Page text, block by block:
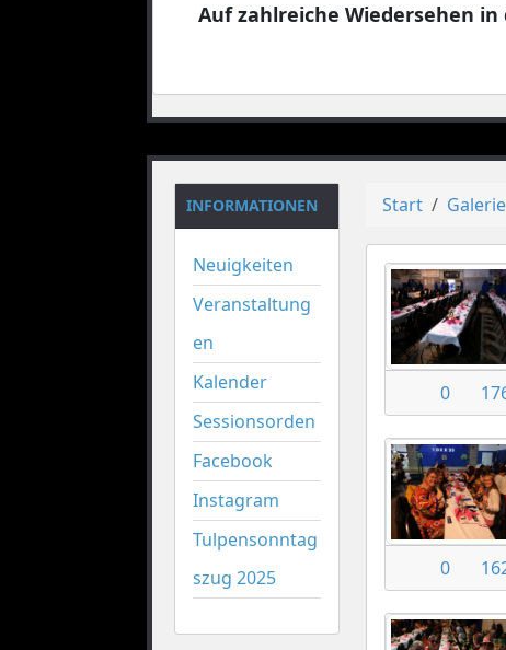
Auf zahlreiche Wiedersehen
INFORMATIONEN
Neuigkeiten
Veranstaltung
en
Kalender
Sessionsorden
Facebook
Instagram
Tulpensonntag
szug 2025
Start
0
0